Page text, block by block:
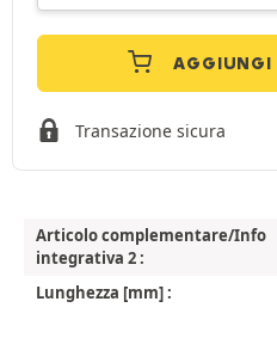
Transazione sicura
Articolo complementare/Info
integrativa 2 :
Lunghezza [mm] :